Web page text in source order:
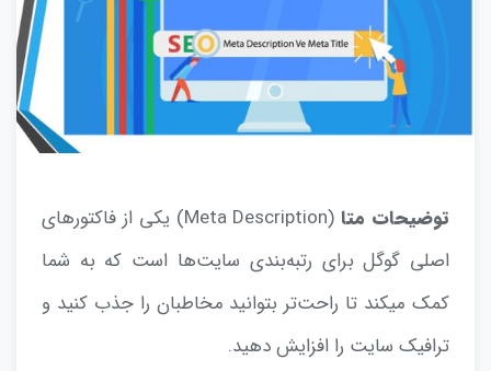
توضیحات متا
(Meta Description) یکی از فاکتورهای
اصلی گوگل برای رتبه‌بندی سایت‌ها است که به شما
کمک میکند تا راحت‌تر بتوانید مخاطبان را جذب کنید و
ترافیک سایت را افزایش دهید.